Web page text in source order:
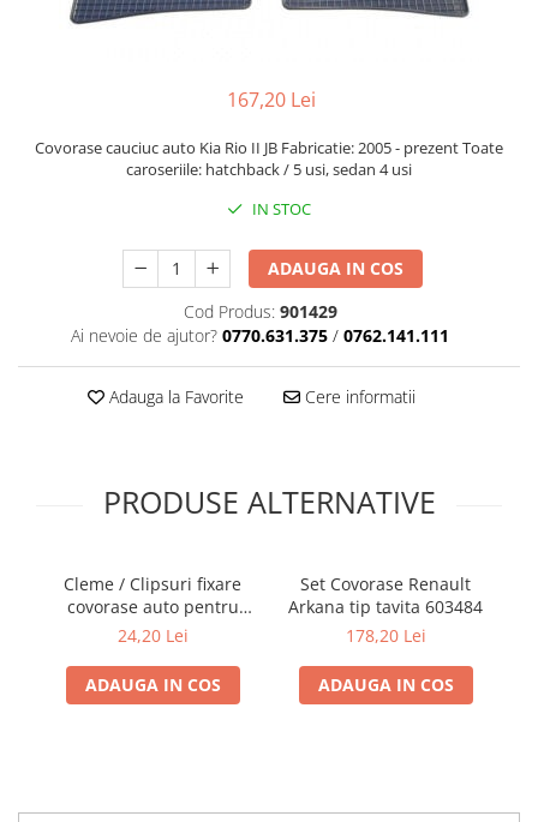
167,20 Lei
Covorase cauciuc auto Kia Rio II JB Fabricatie: 2005 - prezent Toate
caroseriile: hatchback / 5 usi, sedan 4 usi
IN STOC
ADAUGA IN COS
Cod Produs: 901429
Ai nevoie de ajutor? 0770.631.375 / 0762.141.111
Adauga la Favorite Cere informatii
PRODUSE ALTERNATIVE
Cleme / Clipsuri fixare
covorase auto pentru
Renault / Nissan
24,20 Lei
ADAUGA IN COS
Set Covorase Renault
Arkana tip tavita 603484
178,20 Lei
ADAUGA IN COS